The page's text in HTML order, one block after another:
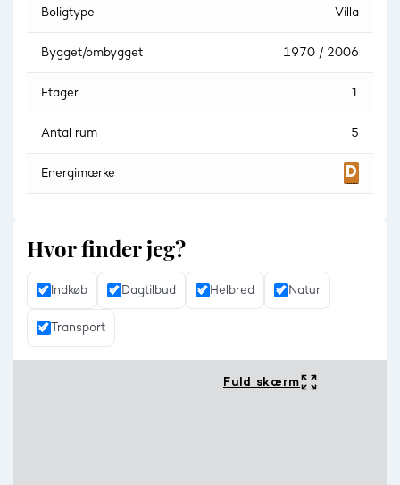
Boligtype Villa
Bygget/ombygget 1970 / 2006
Etager 1
Antal rum 5
Energimærke
Hvor finder jeg?
Indkøb Dagtilbud Helbred Natur
Transport
Fuld skærm